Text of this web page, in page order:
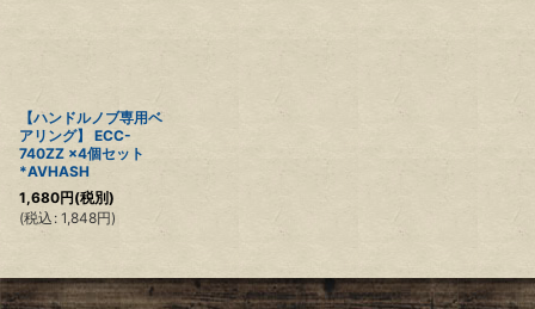
【ハンドルノブ専用ベ
アリング】 ECC-
740ZZ ×4個セット
*AVHASH
1,680円(税別)
(税込 : 1,848円)